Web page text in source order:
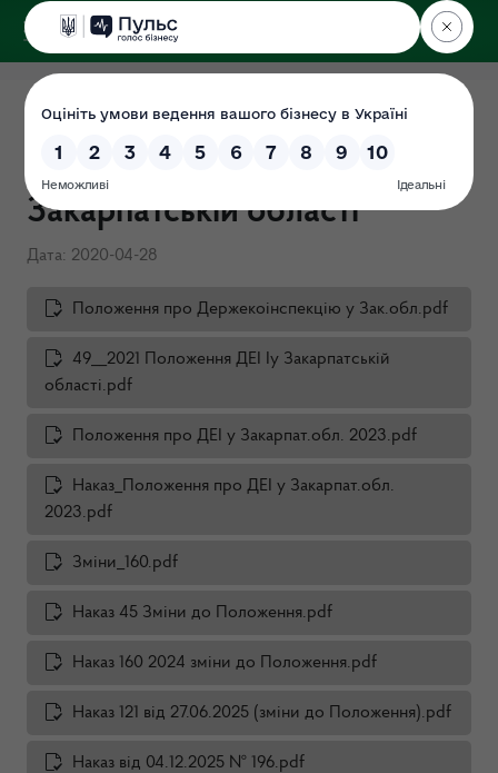
ДЕРЖЕКОІНСПЕКЦІЯ
у Закарпатській області
Положення про Державну
екологічну інспекцію у
Закарпатській області
Дата: 2020-04-28
Положення про Держекоінспекцію у Зак.обл.pdf
49__2021 Положення ДЕІ Іу Закарпатській
області.pdf
Положення про ДЕІ у Закарпат.обл. 2023.pdf
Наказ_Положення про ДЕІ у Закарпат.обл.
2023.pdf
Зміни_160.pdf
Наказ 45 Зміни до Положення.pdf
Наказ 160 2024 зміни до Положення.pdf
Наказ 121 від 27.06.2025 (зміни до Положення).pdf
Наказ від 04.12.2025 № 196.pdf